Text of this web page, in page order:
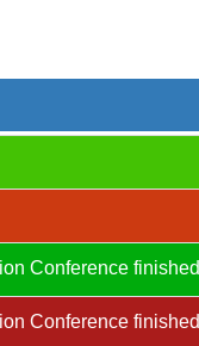
Conference finished
Conference finished